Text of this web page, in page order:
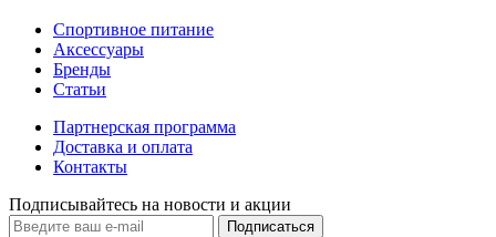
Спортивное питание
Аксессуары
Бренды
Статьи
Партнерская программа
Доставка и оплата
Контакты
Подписывайтесь на новости и акции
Подписаться